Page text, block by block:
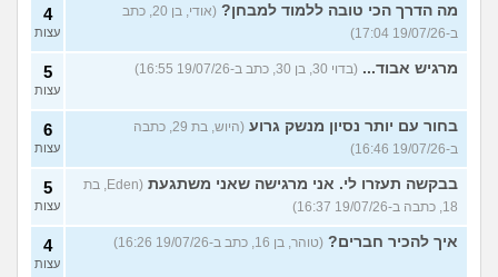
מה הדרך הכי טובה ללמוד למבחן?
(אודי, בן 20, כתב
ב-19/07/26 17:04)
4
עצות
מרגיש אבוד... (בדוי 30, בן 30, כתב ב-19/07/26 16:55) 5
עצות
בחור עם יותר נסיון מנשק גרוע
(היוש, בת 29, כתבה
ב-19/07/26 16:46)
6
עצות
בבקשה תעזרו לי. אני מרגישה שאני משתגעת
(Eden, בת
18, כתבה ב-19/07/26 16:37)
5
עצות
איך להכיר חברים? (טוהר, בן 16, כתב ב-19/07/26 16:26) 4
עצות